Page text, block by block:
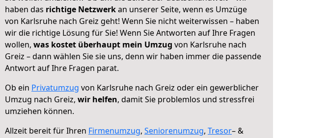
haben das richtige Netzwerkan unserer Seite, wenn es Umzüge
von Karlsruhe nach Greiz geht! Wenn Sie nicht weiterwissen – haben
wir die richtige Lösung für Sie! Wenn Sie Antworten auf Ihre Fragen
wollen, was kostet überhaupt mein Umzug von Karlsruhe nach
Greiz – dann wählen Sie sie uns, denn wir haben immer die passende
Antwort auf Ihre Fragen parat.
Ob ein Privatumzug von Karlsruhe nach Greiz oder ein gewerblicher
Umzug nach Greiz, wir helfen, damit Sie problemlos und stressfrei
umziehen können.
Allzeit bereit für Ihren Firmenumzug, Seniorenumzug, Tresor– &